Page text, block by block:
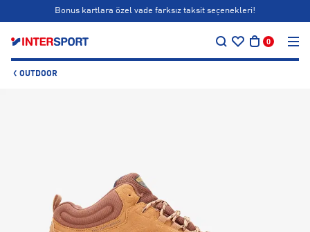
Bonus kartlara özel vade farksız taksit seçenekleri!
0
OUTDOOR